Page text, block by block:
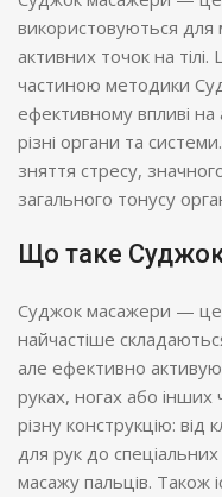
використовуються для
активних точок на
частиною методики
ефективному впливі на
різні органи та
зняття стресу,
загального тонусу
Що таке
Суджок масажери — це
найчастіше
але ефективно
руках, ногах або
різну конструкцію:
для рук до
масажу пальців. Також